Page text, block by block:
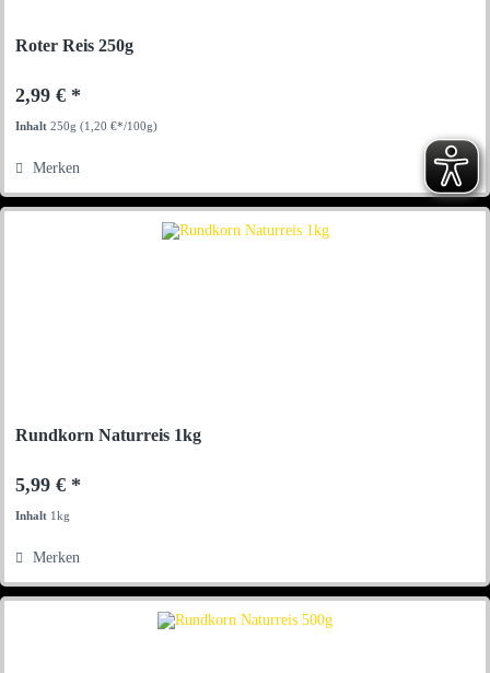
Roter Reis 250g
2,99 € *
Inhalt250g(1,20 €*/100g)
Merken
Rundkorn Naturreis 1kg
5,99 € *
Inhalt 1kg
Merken